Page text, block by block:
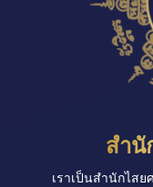
สำนั
เราเป็นสำนักไส